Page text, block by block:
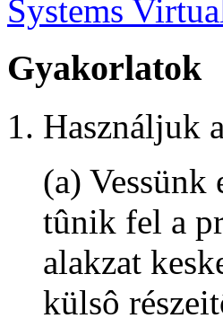
Systems
Gyakorlatok
1. Használjuk a
(a)
tûnik fel a
alakzat
külsô